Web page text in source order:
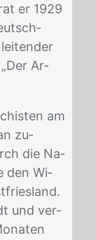
er 1929
Ar­
am
zu­
die Na­
den Wi­
und ver­